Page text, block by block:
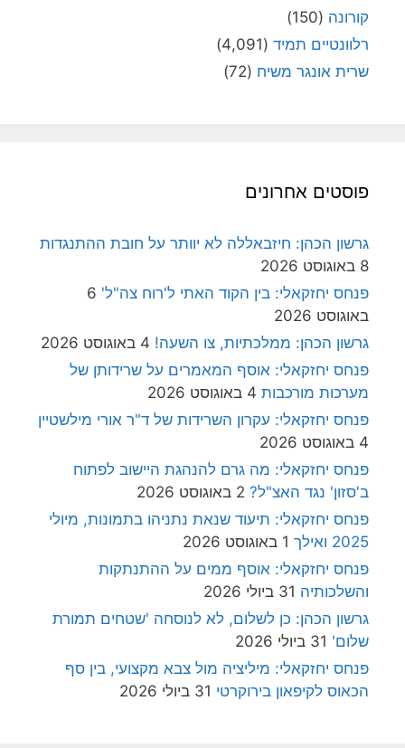
קורונה (150)
רלוונטיים תמיד (4,091)
שרית אונגר משיח (72)
פוסטים אחרונים
גרשון הכהן: חיזבאללה לא יוותר על חובת ההתנגדות
8 באוגוסט 2026
פנחס יחזקאלי: בין הקוד האתי ל'רוח צה"ל' 6
באוגוסט 2026
גרשון הכהן: ממלכתיות, צו השעה! 4 באוגוסט 2026
פנחס יחזקאלי: אוסף המאמרים על שרידותן של
מערכות מורכבות 4 באוגוסט 2026
פנחס יחזקאלי: עקרון השרידות של ד"ר אורי מילשטיין
4 באוגוסט 2026
פנחס יחזקאלי: מה גרם להנהגת היישוב לפתוח
ב'סזון' נגד האצ"ל? 2 באוגוסט 2026
פנחס יחזקאלי: תיעוד שנאת נתניהו בתמונות, מיולי
2025 ואילך
1 באוגוסט 2026
פנחס יחזקאלי: אוסף ממים על ההתנתקות
והשלכותיה 31 ביולי 2026
גרשון הכהן: כן לשלום, לא לנוסחה 'שטחים תמורת
שלום' 31 ביולי 2026
פנחס יחזקאלי: מיליציה מול צבא מקצועי, בין סף
הכאוס לקיפאון בירוקרטי 31 ביולי 2026